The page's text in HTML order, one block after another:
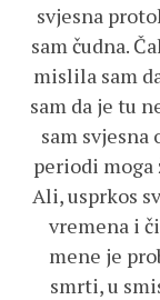
svjesna
sam čudna.
mislila sam
sam da je tu
sam
periodi moga
Ali, usprkos
vremena i
mene je
smrti, u